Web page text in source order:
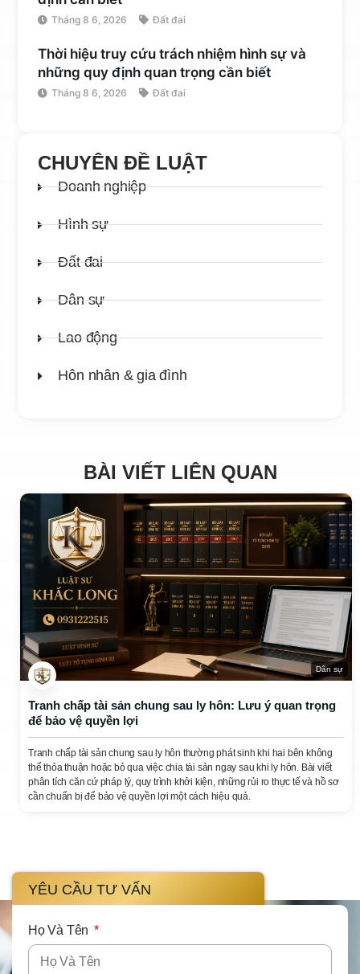
Tháng 8 6, 2026 Đất đai
Thời hiệu truy cứu trách nhiệm hình sự và
những quy định quan trọng cần biết
Tháng 8 6, 2026 Đất đai
CHUYÊN ĐỀ LUẬT
Doanh nghiệp
Hình sự
Đất đai
Dân sự
Lao động
Hôn nhân & gia đình
BÀI VIẾT LIÊN QUAN
Dân sự
Tranh chấp tài sản chung sau ly hôn: Lưu ý quan trọng
để bảo vệ quyền lợi
Tranh chấp tài sản chung sau ly hôn thường phát sinh khi hai bên không
thể thỏa thuận hoặc bỏ qua việc chia tài sản ngay sau khi ly hôn. Bài viết
phân tích căn cứ pháp lý, quy trình khởi kiện, những rủi ro thực tế và hồ sơ
cần chuẩn bị để bảo vệ quyền lợi một cách hiệu quả.
YÊU CẦU TƯ VẤN
Họ Và Tên